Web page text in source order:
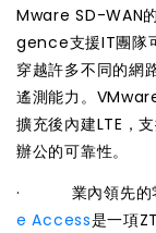
Mware SD-WAN
gence支援IT團隊
穿越許多不同的網
遙測能力。
擴充後內建LTE，
辦公的可靠性。
· 業內領先的
e Access是一項